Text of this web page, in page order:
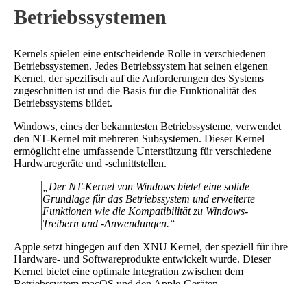
Betriebssystemen
Kernels spielen eine entscheidende Rolle in verschiedenen
Betriebssystemen. Jedes Betriebssystem hat seinen eigenen
Kernel, der spezifisch auf die Anforderungen des Systems
zugeschnitten ist und die Basis für die Funktionalität des
Betriebssystems bildet.
Windows, eines der bekanntesten Betriebssysteme, verwendet
den NT-Kernel mit mehreren Subsystemen. Dieser Kernel
ermöglicht eine umfassende Unterstützung für verschiedene
Hardwaregeräte und -schnittstellen.
„Der NT-Kernel von Windows bietet eine solide
Grundlage für das Betriebssystem und erweiterte
Funktionen wie die Kompatibilität zu Windows-
Treibern und -Anwendungen.“
Apple setzt hingegen auf den XNU Kernel, der speziell für ihre
Hardware- und Softwareprodukte entwickelt wurde. Dieser
Kernel bietet eine optimale Integration zwischen dem